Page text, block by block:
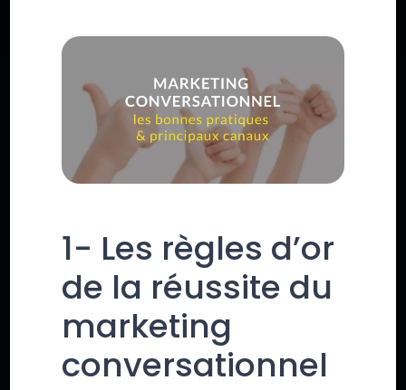
1- Les règles d’or
de la réussite du
marketing
conversationnel